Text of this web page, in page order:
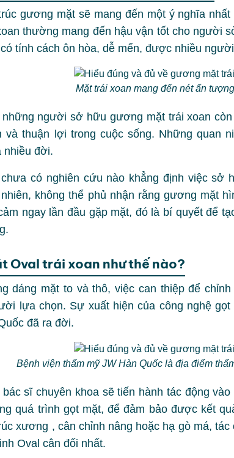
gương mặt sẽ mang đến một ý nghĩa
thường mang đến hậu vận tốt cho người
tính cách ôn hòa, dễ mến, được nhiều
Mặt trái xoan mang đến nét ấn
người sở hữu gương mặt trái xoan
và thuận lợi trong cuộc sống. Những quan
nhiều đời.
có nghiên cứu nào khẳng định việc sở
không thể phủ nhận rằng gương mặt
ngay lần đầu gặp mặt, đó là bí quyết để
Oval trái xoan như thế nào?
dáng mặt to và thô, việc can thiệp để
lựa chọn. Sự xuất hiện của công nghệ gọt
đã ra đời.
Bệnh viện thẩm mỹ JW Hàn Quốc là địa điểm
bác sĩ chuyên khoa sẽ tiến hành tác động
quá trình gọt mặt, để đảm bảo được kết
xương , cân chỉnh nâng hoặc hạ gò má,
Oval cân đối nhất.